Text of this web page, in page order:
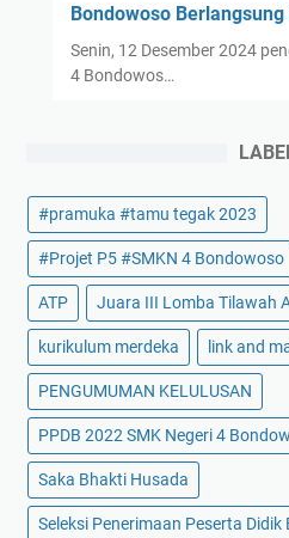
Bondowoso
Senin, 12 Desember 2024
4 Bondowos…
#pramuka #tamu tegak 2023
#Projet P5 #SMKN 4 Bondowoso
ATP Juara III Lomba Tilawah
kurikulum merdeka link and
PENGUMUMAN KELULUSAN
PPDB 2022 SMK Negeri 4
Saka Bhakti Husada
Seleksi Penerimaan Peserta Didik